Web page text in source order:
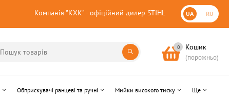
Компанія "КХК" - офіційний дилер STIHL UA RU
0 Кошик
(порожньо)
Обприскувачі ранцеві та ручні Мийки високого тиску Ще